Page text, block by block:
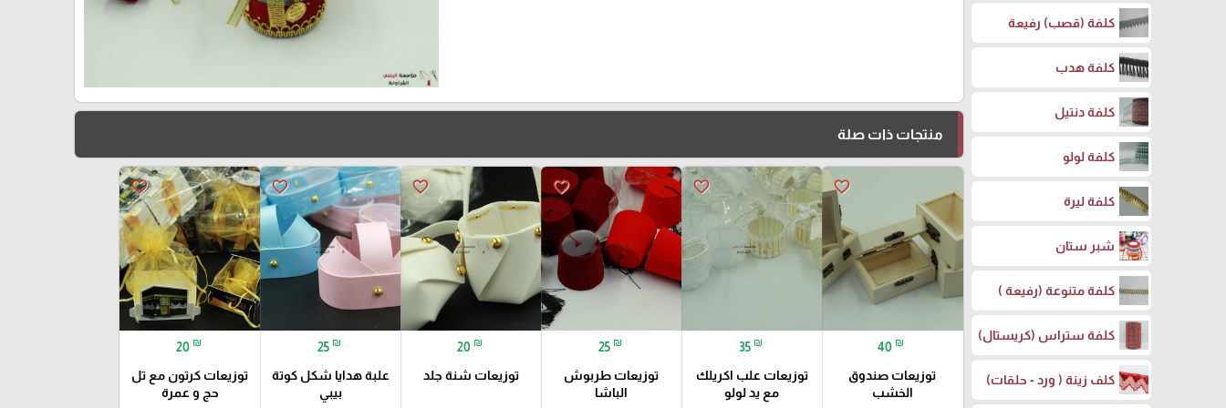
كلفة (قصب) رفيعة
كلفة هدب
كلفة دنتيل
كلفة لولو
كلفة ليرة
شبر ستان
كلفة متنوعة (رفيعة )
كلفة ستراس (كريستال)
كلف زينة ( ورد - حلقات)
منتجات ذات صلة
favorite_border
40 ₪
توزيعات صندوق
الخشب
favorite_border
35 ₪
توزيعات علب اكريلك
مع يد لولو
favorite_border
25 ₪
توزيعات طربوش
الباشا
favorite_border
20 ₪
توزيعات شنة جلد
favorite_border
25 ₪
علبة هدايا شكل كوتة
بيبي
favorite_border
20 ₪
توزيعات كرتون مع تل
حج و عمرة